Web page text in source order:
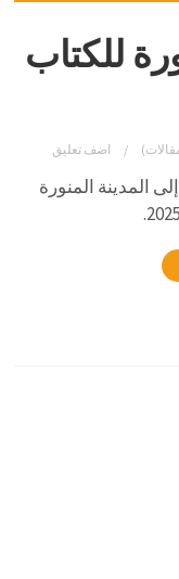
للكتاب
اضف تعليق
المدينة المنورة